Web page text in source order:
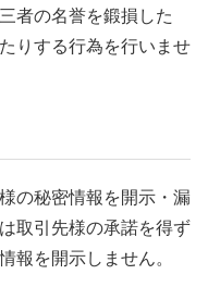
者の名誉を鍛損した
りする行為を行いませ
の秘密情報を開示・漏
取引先様の承諾を得ず
報を開示しません。